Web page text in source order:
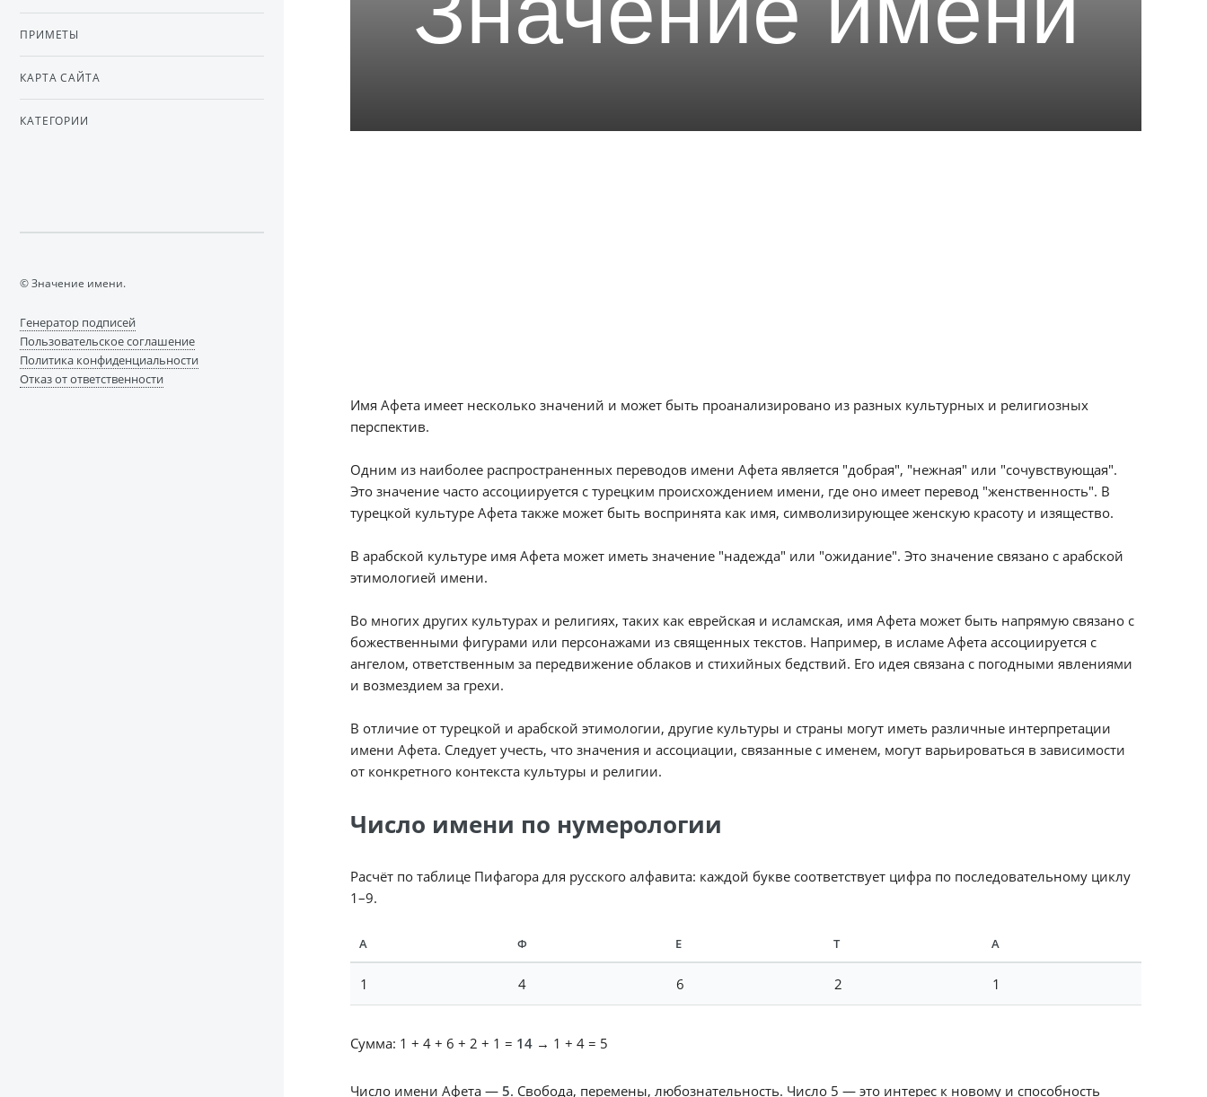
Имя Афета имеет несколько значений и может быть проанализировано из разных культурных и религиозных
перспектив.
Одним из наиболее распространенных переводов имени Афета является "добрая", "нежная" или "сочувствующая".
Это значение часто ассоциируется с турецким происхождением имени, где оно имеет перевод "женственность". В
турецкой культуре Афета также может быть воспринята как имя, символизирующее женскую красоту и изящество.
В арабской культуре имя Афета может иметь значение "надежда" или "ожидание". Это значение связано с арабской
этимологией имени.
Во многих других культурах и религиях, таких как еврейская и исламская, имя Афета может быть напрямую связано с
божественными фигурами или персонажами из священных текстов. Например, в исламе Афета ассоциируется с
ангелом, ответственным за передвижение облаков и стихийных бедствий. Его идея связана с погодными явлениями
и возмездием за грехи.
В отличие от турецкой и арабской этимологии, другие культуры и страны могут иметь различные интерпретации
имени Афета. Следует учесть, что значения и ассоциации, связанные с именем, могут варьироваться в зависимости
от конкретного контекста культуры и религии.
Число имени по нумерологии
Расчёт по таблице Пифагора для русского алфавита: каждой букве соответствует цифра по последовательному циклу
1–9.
А Ф Е Т А
1 4 6 2 1
Сумма: 1 + 4 + 6 + 2 + 1 = 14→ 1 + 4 = 5
Число имени Афета — 5. Свобода, перемены, любознательность. Число 5 — это интерес к новому и способность
ПРИМЕТЫ
КАРТА САЙТА
КАТЕГОРИИ
© Значение имени.
Генератор подписей
Пользовательское соглашение
Политика конфиденциальности
Отказ от ответственности